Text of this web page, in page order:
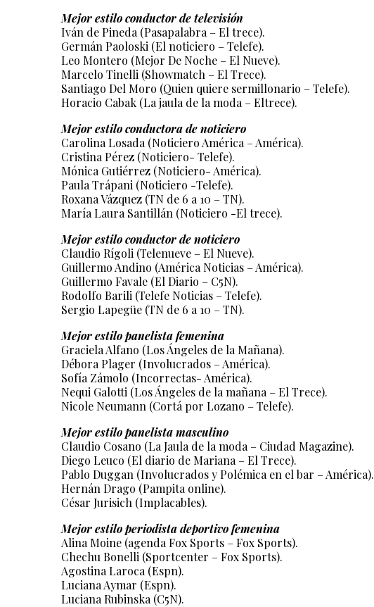
Mejor estilo conductor de televisión
Iván de Pineda (Pasapalabra – El trece).
Germán Paoloski (El noticiero – Telefe).
Leo Montero (Mejor De Noche – El Nueve).
Marcelo Tinelli (Showmatch – El Trece).
Santiago Del Moro (Quien quiere sermillonario – Telefe).
Horacio Cabak (La jaula de la moda – Eltrece).
Mejor estilo conductora de noticiero
Carolina Losada (Noticiero América – América).
Cristina Pérez (Noticiero- Telefe).
Mónica Gutiérrez (Noticiero- América).
Paula Trápani (Noticiero -Telefe).
Roxana Vázquez (TN de 6 a 10 – TN).
María Laura Santillán (Noticiero -El trece).
Mejor estilo conductor de noticiero
Claudio Rígoli (Telenueve – El Nueve).
Guillermo Andino (América Noticias – América).
Guillermo Favale (El Diario – C5N).
Rodolfo Barili (Telefe Noticias – Telefe).
Sergio Lapegüe (TN de 6 a 10 – TN).
Mejor estilo panelista femenina
Graciela Alfano (Los Ángeles de la Mañana).
Débora Plager (Involucrados – América).
Sofía Zámolo (Incorrectas- América).
Nequi Galotti (Los Ángeles de la mañana – El Trece).
Nicole Neumann (Cortá por Lozano – Telefe).
Mejor estilo panelista masculino
Claudio Cosano (La Jaula de la moda – Ciudad Magazine).
Diego Leuco (El diario de Mariana – El Trece).
Pablo Duggan (Involucrados y Polémica en el bar – América).
Hernán Drago (Pampita online).
César Jurisich (Implacables).
Mejor estilo periodista deportivo femenina
Alina Moine (agenda Fox Sports – Fox Sports).
Chechu Bonelli (Sportcenter – Fox Sports).
Agostina Laroca (Espn).
Luciana Aymar (Espn).
Luciana Rubinska (C5N).